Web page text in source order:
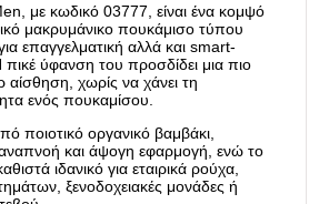
με κωδικό 03777, είναι ένα κομψό
μακρυμάνικο πουκάμισο τύπου
επαγγελματική αλλά και smart-
ύφανση του προσδίδει μια πιο
χωρίς να χάνει τη
ενός πουκαμίσου.
ποιοτικό οργανικό βαμβάκι,
και άψογη εφαρμογή, ενώ το
ιδανικό για εταιρικά ρούχα,
ξενοδοχειακές μονάδες ή